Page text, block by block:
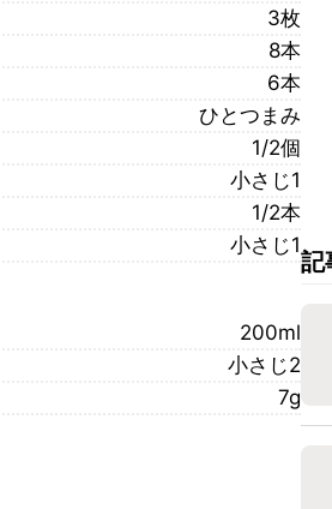
3枚
8本
6本
ひとつまみ
1/2個
小さじ1
1/2本
小さじ1
200ml
小さじ2
7g
記